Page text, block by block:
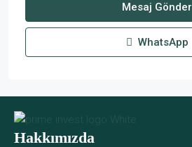
Mesaj Gönder
WhatsApp
Hakkımızda